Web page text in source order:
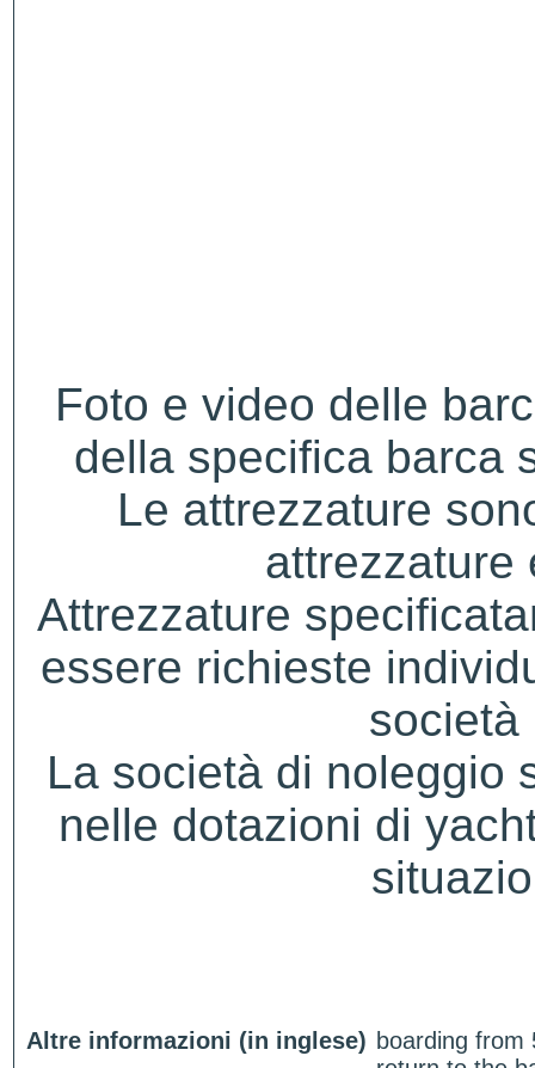
Foto e video delle
della specifica barca
Le attrezzature
attrezzature
Attrezzature
essere richieste
società
La società di noleggio
nelle dotazioni di
Altre informazioni (in inglese) boarding from